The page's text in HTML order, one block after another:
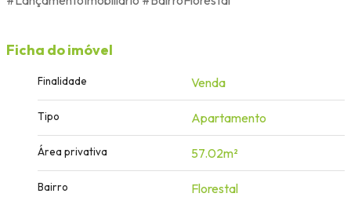
Ficha do imóvel
Finalidade Venda
Tipo Apartamento
Área privativa 57.02m²
Bairro Florestal